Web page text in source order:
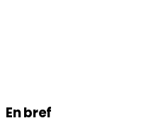
En bref